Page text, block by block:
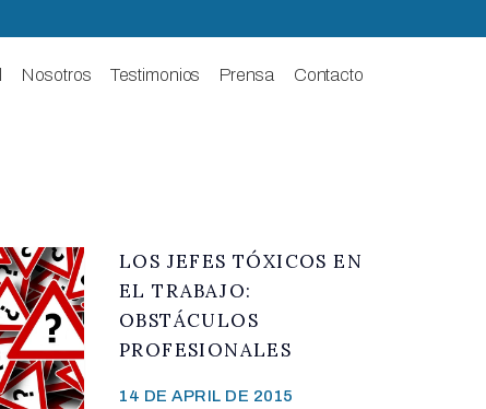
Nosotros Testimonios Prensa Contacto
LOS JEFES TÓXICOS EN
EL TRABAJO:
OBSTÁCULOS
PROFESIONALES
14 DE APRIL DE 2015